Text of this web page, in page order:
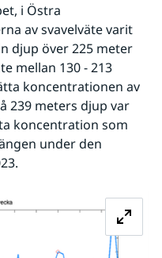
i Östra
av svavelväte varit
djup över 225 meter
mellan 130 - 213
koncentrationen av
239 meters djup var
koncentration som
under den